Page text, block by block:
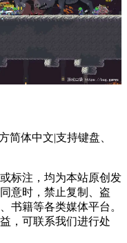
简体中文|支持键盘、
标注，均为本站原创发
意时，禁止复制、盗
书籍等各类媒体平台。
，可联系我们进行处